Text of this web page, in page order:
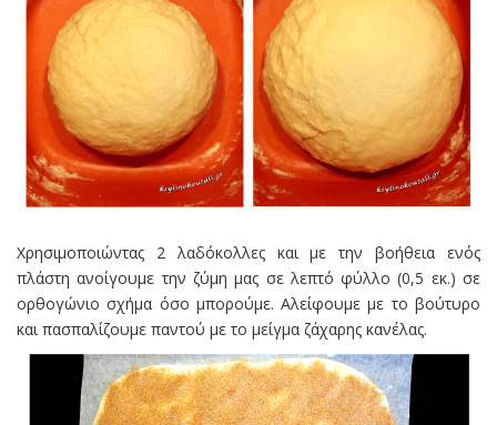
Χρησιμοποιώντας 2 λαδόκολλες και με την βοήθεια ενός
πλάστη ανοίγουμε την ζύμη μας σε λεπτό φύλλο (0,5 εκ.) σε
ορθογώνιο σχήμα όσο μπορούμε. Αλείφουμε με το βούτυρο
και πασπαλίζουμε παντού με το μείγμα ζάχαρης κανέλας.